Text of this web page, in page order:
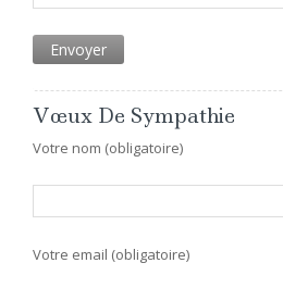
Vœux De Sympathie
Votre nom (obligatoire)
Votre email (obligatoire)